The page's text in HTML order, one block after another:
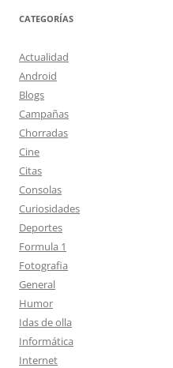
CATEGORÍAS
Actualidad
Android
Blogs
Campañas
Chorradas
Cine
Citas
Consolas
Curiosidades
Deportes
Formula 1
Fotografia
General
Humor
Idas de olla
Informática
Internet